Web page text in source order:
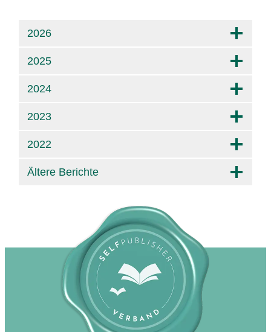
2026
2025
2024
2023
2022
Ältere Berichte